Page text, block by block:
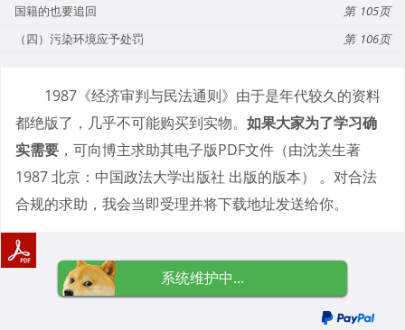
国籍的也要追回
105
（四）污染环境应予处罚
106
1987《经济审判与民法通则》由于是年代较久的资料
都绝版了，几乎不可能购买到实物。 如果大家为了学习确
实需要 ，可向博主求助其电子版PDF文件（由沈关生著
1987 北京：中国政法大学出版社 出版的版本） 。对合法
合规的求助，我会当即受理并将下载地址发送给你。
系统维护中...